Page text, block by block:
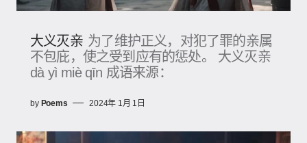
大义灭亲 为了维护正义，对犯了罪的亲属
不包庇，使之受到应有的惩处。 大义灭亲
dà yì miè qīn 成语来源：
by Poems 2024年 1月 1日